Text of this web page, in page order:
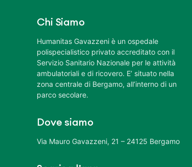
Chi Siamo
Humanitas Gavazzeni è un ospedale
polispecialistico privato accreditato con il
Servizio Sanitario Nazionale per le attività
ambulatoriali e di ricovero. E’ situato nella
zona centrale di Bergamo, all’interno di un
parco secolare.
Dove siamo
Via Mauro Gavazzeni, 21 – 24125 Bergamo